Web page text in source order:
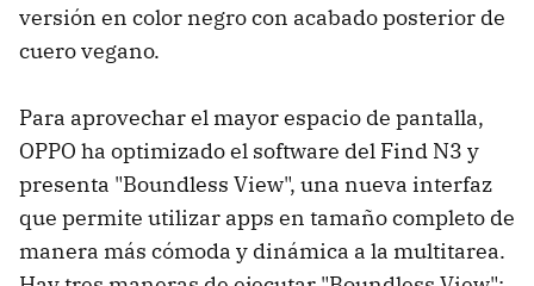
versión en color negro con acabado posterior de
cuero vegano.
Para aprovechar el mayor espacio de pantalla,
OPPO ha optimizado el software del Find N3 y
presenta "Boundless View", una nueva interfaz
que permite utilizar apps en tamaño completo de
manera más cómoda y dinámica a la multitarea.